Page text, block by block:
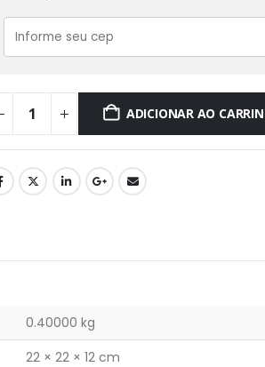
ADICIONAR AO
0.40000 kg
22 × 22 × 12 cm